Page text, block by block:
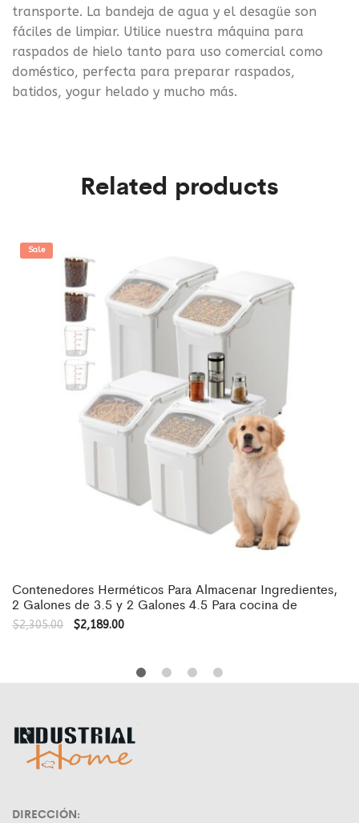
transporte. La bandeja de agua y el desagüe son
fáciles de limpiar. Utilice nuestra máquina para
raspados de hielo tanto para uso comercial como
doméstico, perfecta para preparar raspados,
batidos, yogur helado y mucho más.
Related products
Sale
Contenedores Herméticos Para Almacenar Ingredientes,
2 Galones de 3.5 y 2 Galones 4.5 Para cocina de
$2,305.00 $2,189.00
DIRECCIÓN: